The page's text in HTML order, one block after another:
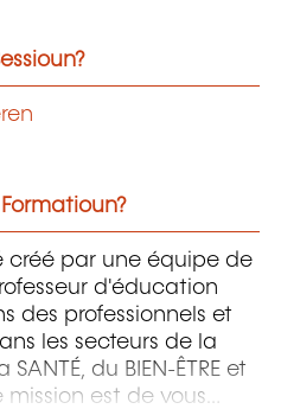
créé par une équipe de
d'éducation
des professionnels et
les secteurs de la
SANTÉ, du BIEN-ÊTRE et
mission est de vous